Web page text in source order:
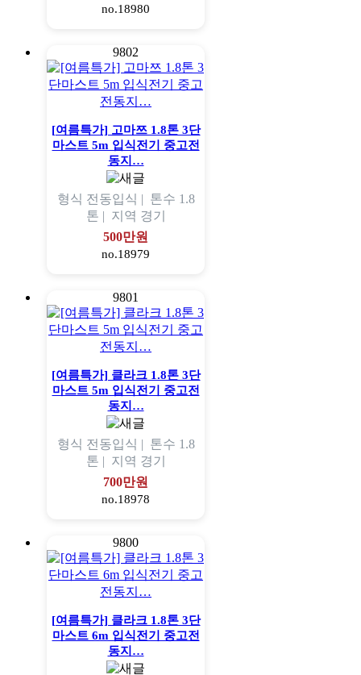
no.18980
9802
[여름특가] 고마쯔 1.8톤 3단
마스트 5m 입식전기 중고전
동지…
형식 전동입식 | 톤수 1.8
톤 | 지역 경기
500만원
no.18979
9801
[여름특가] 클라크 1.8톤 3단
마스트 5m 입식전기 중고전
동지…
형식 전동입식 | 톤수 1.8
톤 | 지역 경기
700만원
no.18978
9800
[여름특가] 클라크 1.8톤 3단
마스트 6m 입식전기 중고전
동지…